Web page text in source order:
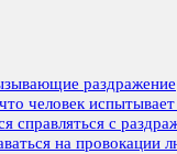
раздражение
человек
справляться с
на провокации